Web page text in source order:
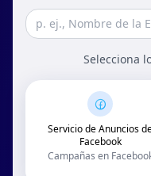
Selecciona
Servicio de Anuncios
Facebook
Campañas en